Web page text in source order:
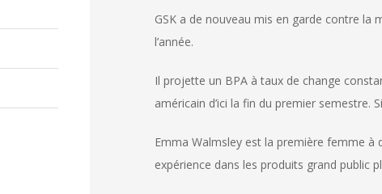
GSK a de nouveau mis en garde contre la
l’année.
Il projette un BPA à taux de change
américain d’ici la fin du premier semestre.
Emma Walmsley est la première femme à
expérience dans les produits grand public